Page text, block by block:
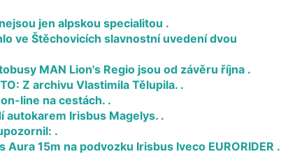
jen alpskou specialitou .
ve Štěchovicích slavnostní uvedení dvou
MAN Lion's Regio jsou od závěru října .
Z archivu Vlastimila Tělupila. .
line na cestách. .
autokarem Irisbus Magelys. .
.
Aura 15m na podvozku Irisbus Iveco EURORIDER .